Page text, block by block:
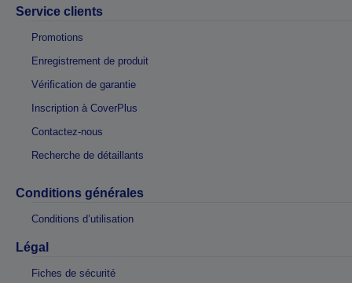
Service clients
Promotions
Enregistrement de produit
Vérification de garantie
Inscription à CoverPlus
Contactez-nous
Recherche de détaillants
Conditions générales
Conditions d’utilisation
Légal
Fiches de sécurité